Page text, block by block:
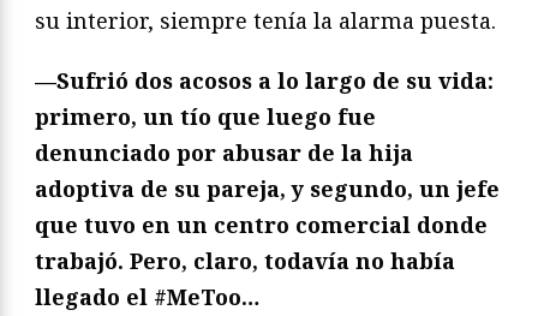
su interior, siempre tenía la alarma puesta.
—Sufrió dos acosos a lo largo de su vida:
primero, un tío que luego fue
denunciado por abusar de la hija
adoptiva de su pareja, y segundo, un jefe
que tuvo en un centro comercial donde
trabajó. Pero, claro, todavía no había
llegado el #MeToo…